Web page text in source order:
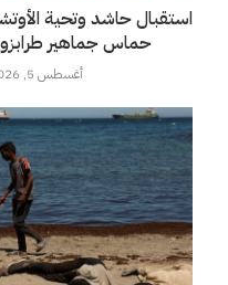
استقبال حاشد وتحية
حماس جماهير
أغسطس 5, 2026